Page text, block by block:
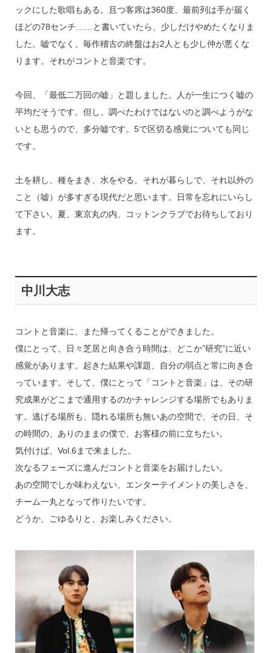
ックにした歌唱もある。且つ客席は360度、最前列は手が届く
ほどの78センチ……と書いていたら、少しだけやめたくなりま
した。嘘でなく、毎作稽古の終盤はお2人とも少し仲が悪くな
ります。それがコントと音楽です。
今回、「最低二万回の嘘」と題しました。人が一生につく嘘の
平均だそうです。但し、調べたわけではないのと調べようがな
いとも思うので、多分嘘です。5で区切る感覚についても同じ
です。
土を耕し、種をまき、水をやる。それが暮らしで、それ以外の
こと（嘘）が多すぎる現代だと思います。日常を忘れにいらし
て下さい。夏、東京丸の内、コットンクラブでお待ちしており
ます。
中川大志
コントと音楽に、また帰ってくることができました。
僕にとって、日々芝居と向き合う時間は、どこか”研究”に近い
感覚があります。起きた結果や課題、自分の弱点と常に向き合
っています。そして、僕にとって「コントと音楽」は、その研
究成果がどこまで通用するのかチャレンジする場所でもありま
す。逃げる場所も、隠れる場所も無いあの空間で、その日、そ
の時間の、ありのままの僕で、お客様の前に立ちたい。
気付けば、Vol.6まで来ました。
次なるフェーズに進んだコントと音楽をお届けしたい。
あの空間でしか味わえない、エンターテイメントの美しさを、
チーム一丸となって作りたいです。
どうか、ごゆるりと、お楽しみください。